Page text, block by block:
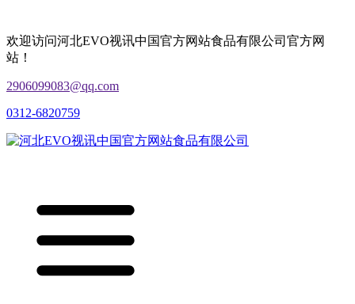
欢迎访问河北EVO视讯中国官方网站食品有限公司官方网
站！
2906099083@qq.com
0312-6820759